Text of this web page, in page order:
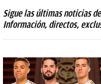
FICHAJES
FEMENINO
PAPARAZZI
Sigue las últimas noticias
Información, directos,